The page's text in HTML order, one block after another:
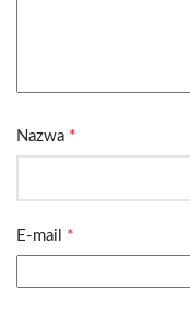
Nazwa *
E-mail *